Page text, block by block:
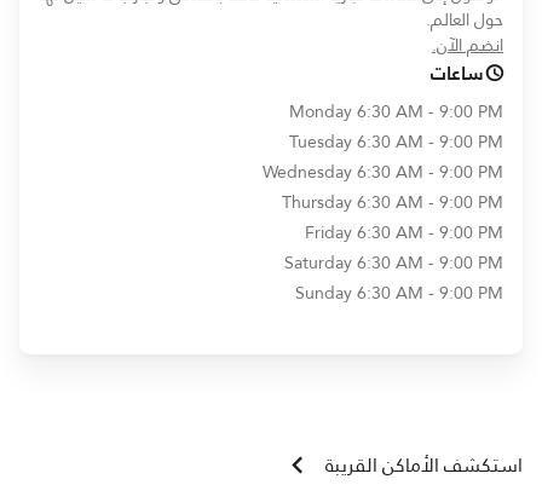
حول العالم.
انضم الآن.
ساعات
Monday6:30 AM - 9:00 PM
Tuesday6:30 AM - 9:00 PM
Wednesday6:30 AM - 9:00 PM
Thursday6:30 AM - 9:00 PM
Friday6:30 AM - 9:00 PM
Saturday6:30 AM - 9:00 PM
Sunday6:30 AM - 9:00 PM
استكشف الأماكن القريبة